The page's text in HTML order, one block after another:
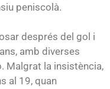
peniscolà.
després del gol i
amb diverses
. Malgrat la insistència,
al 19, quan